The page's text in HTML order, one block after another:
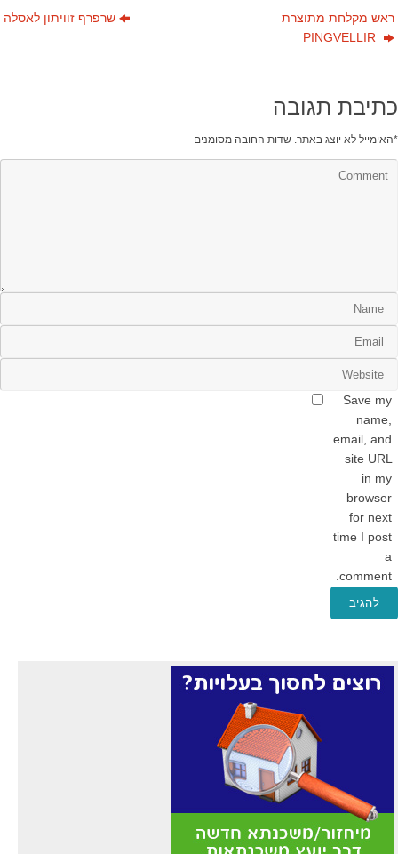
שרפרף זוויתון לאסלה
ראש מקלחת מתוצרת
PINGVELLIR
כתיבת תגובה
האימייל לא יוצג באתר. שדות החובה מסומנים *
Save my
name,
email, and
site URL
in my
browser
for next
time I post
a
comment.